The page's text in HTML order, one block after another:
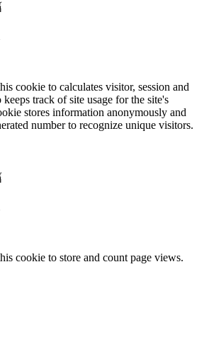
cookie to calculates visitor, session and
keeps track of site usage for the site's
stores information anonymously and
number to recognize unique visitors.
cookie to store and count page views.